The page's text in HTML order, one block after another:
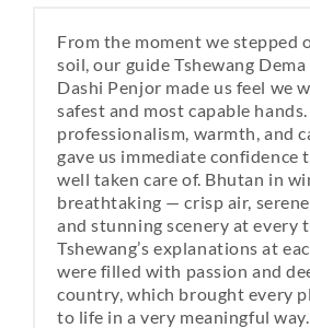
From the moment we stepped
soil, our guide Tshewang
Dashi Penjor made us feel we
safest and most capable
professionalism, warmth, and
gave us immediate confidence
well taken care of. Bhutan in
breathtaking — crisp air,
and stunning scenery at every
Tshewang’s explanations at
were filled with passion and
country, which brought every
to life in a very meaningful way.